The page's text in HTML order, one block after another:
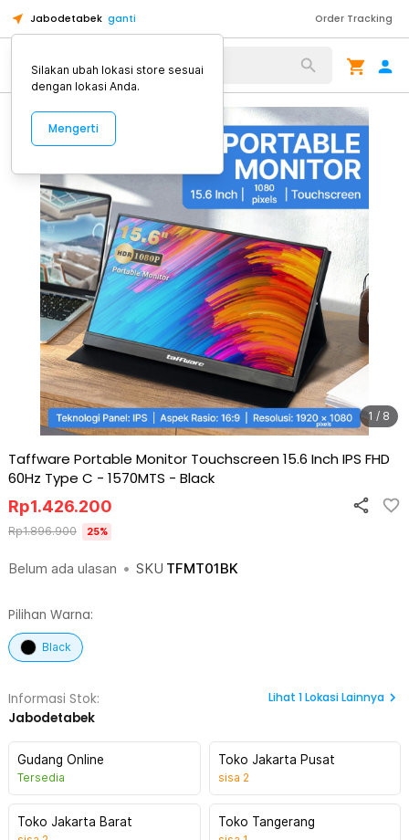
Jabodetabek ganti Order Tracking
Alat Kopi
1 / 8
Taffware Portable Monitor Touchscreen 15.6 Inch IPS FHD
60Hz Type C - 1570MTS - Black
Belum ada ulasan • SKU TFMT01BK
Rp1.426.200
Rp1.896.900 25%
Pilihan Warna:
Black
Informasi Stok:
Jabodetabek
Lihat 1Lokasi Lainnya
Gudang Online
Tersedia
Toko Jakarta Pusat
sisa 2
Toko Jakarta Barat Toko Tangerang
Silakan ubah lokasi store sesuai
dengan lokasi Anda.
Mengerti